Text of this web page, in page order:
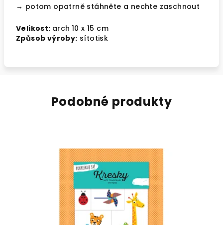
→ potom opatrně stáhněte a nechte zaschnout
Velikost: arch 10 x 15 cm
Způsob výroby: sítotisk
Podobné produkty